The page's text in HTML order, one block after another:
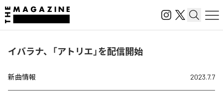
イバラナ、「アトリエ」を配信開始
新曲情報 2023.7.7